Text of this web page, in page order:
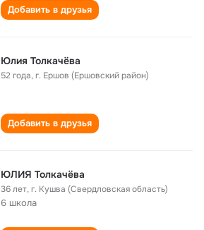
Добавить в друзья
Юлия Толкачёва
52 года,г. Ершов (Ершовский район)
Добавить в друзья
ЮЛИЯ Толкачёва
36 лет,г. Кушва (Свердловская область)
6 школа